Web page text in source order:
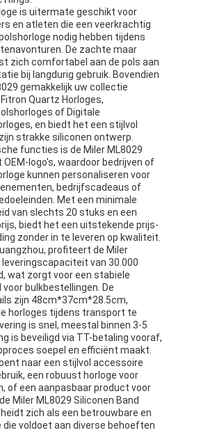
is uitermate geschikt voor
en atleten die een veerkrachtig
nodig hebben tijdens
De zachte maar
zich comfortabel aan de pols aan
bij langdurig gebruik. Bovendien
gemakkelijk uw collectie
Quartz Horloges,
of Digitale
en biedt het een stijlvol
strakke siliconen ontwerp.
functies is de Miler ML8029
logo's, waardoor bedrijven of
kunnen personaliseren voor
bedrijfscadeaus of
Met een minimale
van slechts 20 stuks en een
biedt het een uitstekende prijs-
zonder in te leveren op kwaliteit.
profiteert de Miler
leveringscapaciteit van 30.000
wat zorgt voor een stabiele
bulkbestellingen. De
zijn 48cm*37cm*28.5cm,
horloges tijdens transport te
is snel, meestal binnen 3-5
is beveiligd via TT-betaling vooraf,
soepel en efficiënt maakt.
naar een stijlvol accessoire
een robuust horloge voor
of een aanpasbaar product voor
Miler ML8029 Siliconen Band
zich als een betrouwbare en
die voldoet aan diverse behoeften